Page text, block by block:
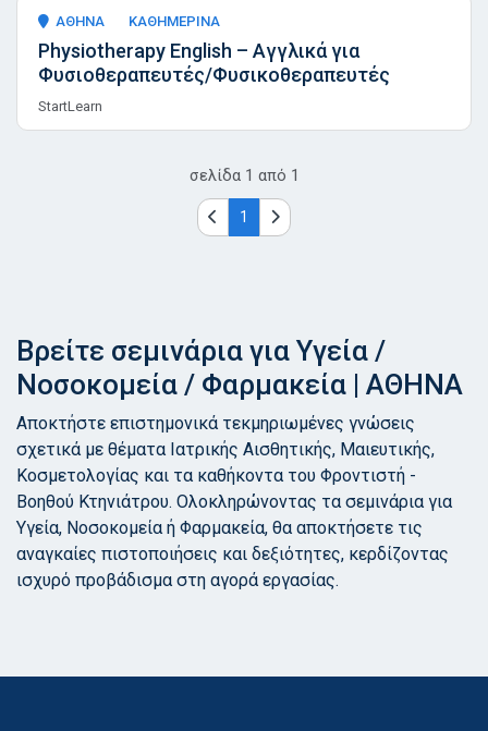
ΑΘΗΝΑ ΚΑΘΗΜΕΡΙΝΑ
Physiotherapy English – Αγγλικά για
Φυσιοθεραπευτές/Φυσικοθεραπευτές
StartLearn
σελίδα 1 από 1
1
Βρείτε σεμινάρια για Υγεία /
Νοσοκομεία / Φαρμακεία | ΑΘΗΝΑ
Αποκτήστε επιστημονικά τεκμηριωμένες γνώσεις
σχετικά με θέματα Ιατρικής Αισθητικής, Μαιευτικής,
Κοσμετολογίας και τα καθήκοντα του Φροντιστή -
Βοηθού Κτηνιάτρου. Ολοκληρώνοντας τα σεμινάρια για
Υγεία, Νοσοκομεία ή Φαρμακεία, θα αποκτήσετε τις
αναγκαίες πιστοποιήσεις και δεξιότητες, κερδίζοντας
ισχυρό προβάδισμα στη αγορά εργασίας.